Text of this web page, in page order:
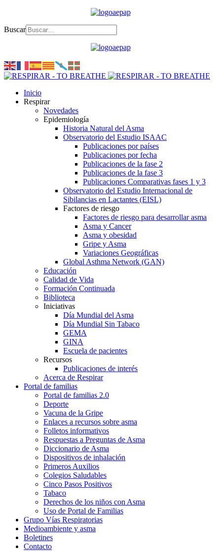
Buscar
Inicio
Respirar
Novedades
Epidemiología
Historia Natural del Asma
Observatorio del Estudio ISAAC
Publicaciones por países
Publicaciones por fecha
Publicaciones de la fase 2
Publicaciones de la fase 3
Publicaciones Comparativas fases 1 y 3
Observatorio del Estudio Internacional de
Sibilancias en Lactantes (EISL)
Factores de riesgo
Factores de riesgo para desarrollar asma
Asma y Cancer
Asma y obesidad
Gripe y Asma
Variaciones Geográficas
Global Asthma Network (GAN)
Educación
Calidad de Vida
Formación Continuada
Biblioteca
Iniciativas
Día Mundial del Asma
Día Mundial Sin Tabaco
GEMA
GINA
Escuela de pacientes
Recursos
Publicaciones de interés
Acerca de Respirar
Portal de familias
Portal de familias 2.0
Deporte
Vacuna de la Gripe
Enlaces a recursos sobre asma
Folletos informativos
Respuestas a Preguntas de Asma
Diccionario de Asma
Dispositivos de inhalación
Primeros Auxilios
Colegios Saludables
Cinco Pasos Positivos
Tabaco
Derechos de los niños con Asma
Uso de Portal de Familias
Grupo Vías Respiratorias
Medioambiente y asma
Boletines
Contacto